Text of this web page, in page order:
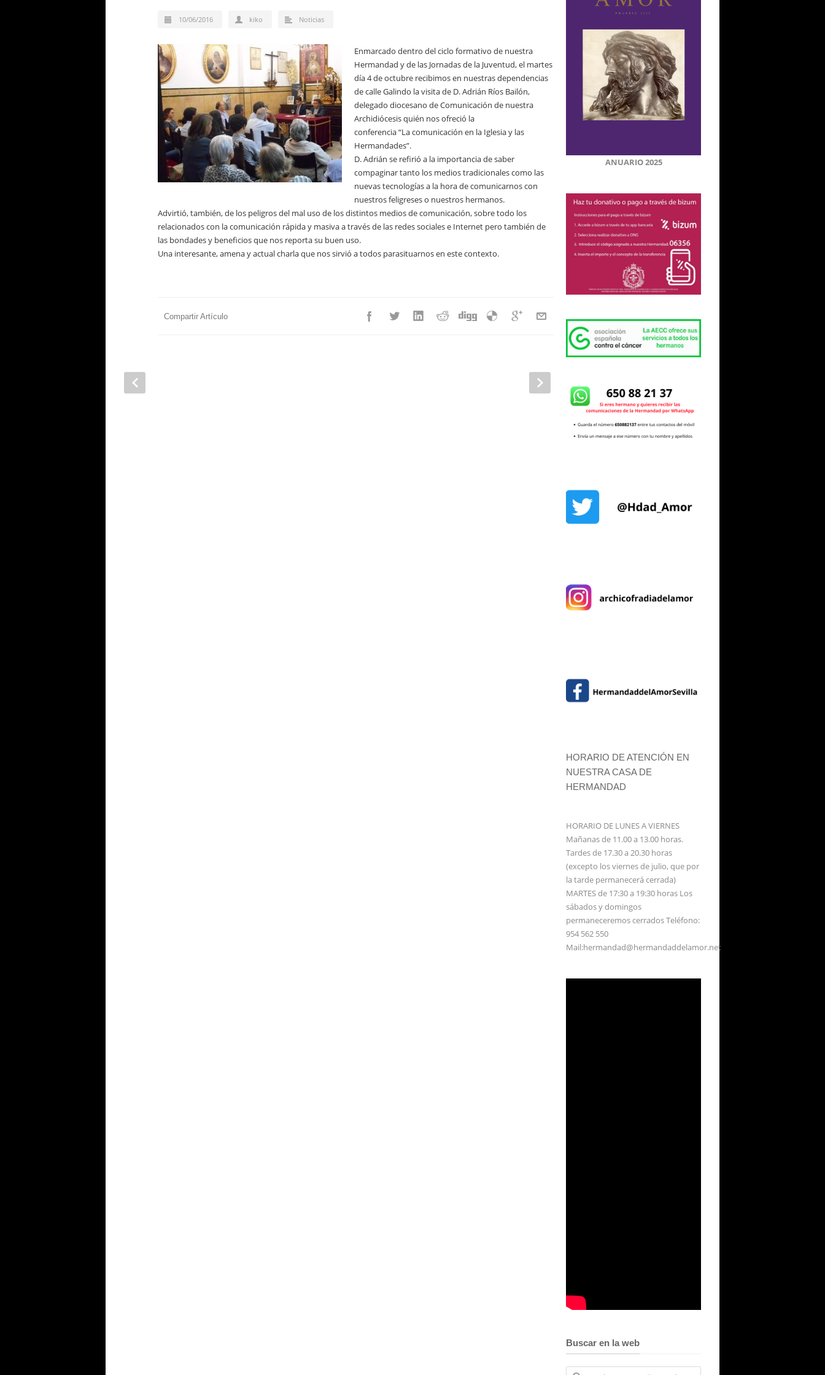
10/06/2016 kiko Noticias
Enmarcado dentro del ciclo formativo de nuestra
Hermandad y de las Jornadas de la Juventud, el martes
día 4 de octubre recibimos en nuestras dependencias
de calle Galindo la visita de D. Adrián Ríos Bailón,
delegado diocesano de Comunicación de nuestra
Archidiócesis quién nos ofreció la
conferencia “La comunicación en la Iglesia y las
Hermandades”.
D. Adrián se refirió a la importancia de saber
compaginar tanto los medios tradicionales como las
nuevas tecnologías a la hora de comunicarnos con
nuestros feligreses o nuestros hermanos.
Advirtió, también, de los peligros del mal uso de los distintos medios de comunicación, sobre todo los
relacionados con la comunicación rápida y masiva a través de las redes sociales e Internet pero también de
las bondades y beneficios que nos reporta su buen uso.
Una interesante, amena y actual charla que nos sirvió a todos parasituarnos en este contexto.
Compartir Artículo
ANUARIO 2025
HORARIO DE ATENCIÓN EN
NUESTRA CASA DE
HERMANDAD
HORARIO DE LUNES A VIERNES
Mañanas de 11.00 a 13.00 horas.
Tardes de 17.30 a 20.30 horas
(excepto los viernes de julio, que por
la tarde permanecerá cerrada)
MARTES de 17:30 a 19:30 horas Los
sábados y domingos
permaneceremos cerrados Teléfono:
954 562 550
Mail:hermandad@hermandaddelamor.net
Buscar en la web